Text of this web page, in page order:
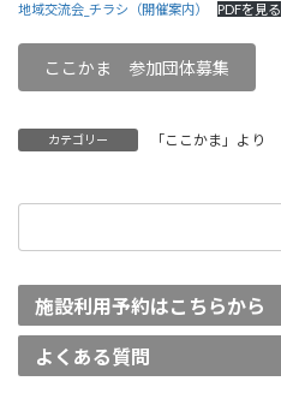
地域交流会_チラシ（開催案内） PDFを見る
ここかま 参加団体募集
カテゴリー 「ここかま」より
施設利用予約はこちらから
よくある質問